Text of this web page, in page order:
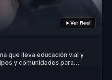
Ver Reel
que lleva educación vial y
y comunidades para